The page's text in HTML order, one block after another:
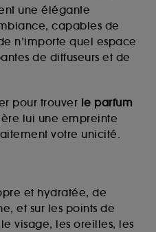
une élégante
capables de
n’importe quel espace
de diffuseurs et de
pour trouver le parfum
lui une empreinte
votre unicité.
et hydratée, de
et sur les points de
visage, les oreilles, les
y compris sur des
sociaux, sur la base
consultées, de votre
de vos interactions.
des paiements en ligne :
et les
il s’agit de cookies
ou la fourniture de
du site, tel que les